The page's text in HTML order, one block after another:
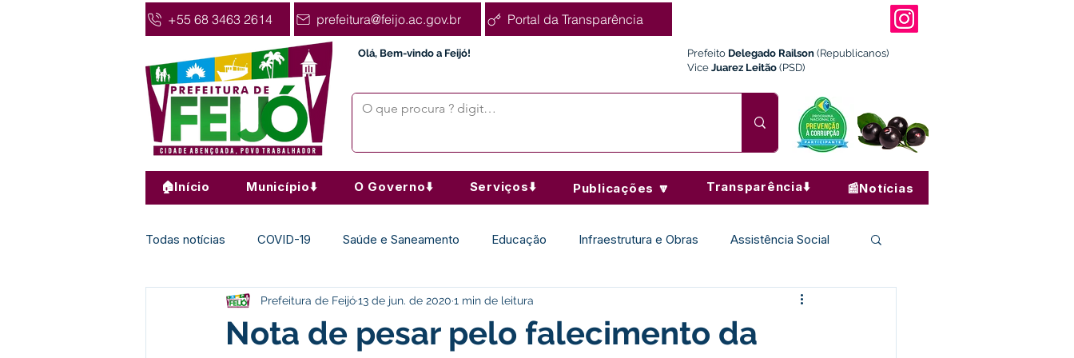
+55 68 3463 2614 prefeitura@feijo.ac.gov.br Portal da Transparência
Olá, Bem-vindo a Feijó! Prefeito Delegado Railson (Republicanos)
Vice Juarez Leitão (PSD)
🏠Início Município⬇️ O Governo⬇️ Serviços⬇️ Publicações 🔽 Transparência⬇️ 📰Notícias
Todas notícias COVID-19 Saúde e Saneamento Educação Infraestrutura e Obras Assistência Social
Agricultura Nota de Pesar Desporto Cultura e Lazer Institucional e Governo
Nota de pesar pelo falecimento da
Prefeitura de Feijó13 de jun. de 2020 1 min de leitura